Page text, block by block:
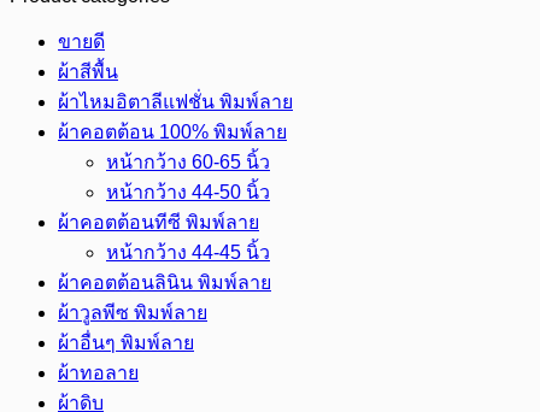
0.75-
2
นิ้ว
ม้วน
ชิ้น
ขายดี
ผ้าสีพื้น
ผ้าไหมอิตาลีแฟชั่น พิมพ์ลาย
ผ้าคอตต้อน 100% พิมพ์ลาย
หน้ากว้าง 60-65 นิ้ว
หน้ากว้าง 44-50 นิ้ว
ผ้าคอตต้อนทีซี พิมพ์ลาย
หน้ากว้าง 44-45 นิ้ว
ผ้าคอตต้อนลินิน พิมพ์ลาย
ผ้าวูลพีซ พิมพ์ลาย
ผ้าอื่นๆ พิมพ์ลาย
ผ้าทอลาย
ผ้าดิบ